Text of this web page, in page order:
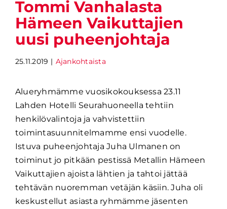
Tommi Vanhalasta
Hämeen Vaikuttajien
uusi puheenjohtaja
25.11.2019 | Ajankohtaista
Alueryhmämme vuosikokouksessa 23.11
Lahden Hotelli Seurahuoneella tehtiin
henkilövalintoja ja vahvistettiin
toimintasuunnitelmamme ensi vuodelle.
Istuva puheenjohtaja Juha Ulmanen on
toiminut jo pitkään pestissä Metallin Hämeen
Vaikuttajien ajoista lähtien ja tahtoi jättää
tehtävän nuoremman vetäjän käsiin. Juha oli
keskustellut asiasta ryhmämme jäsenten